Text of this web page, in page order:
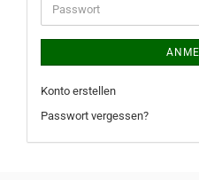
Passwort
Konto erstellen
Passwort vergessen?